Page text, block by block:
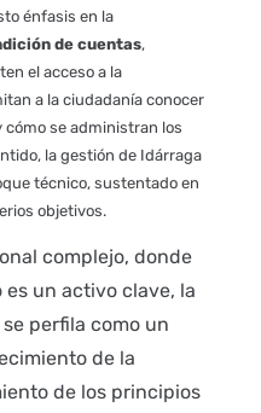
énfasis en la
de cuentas,
el acceso a la
a la ciudadanía conocer
cómo se administran los
la gestión de Idárraga
técnico, sustentado en
objetivos.
complejo, donde
un activo clave, la
perfila como un
de la
de los principios